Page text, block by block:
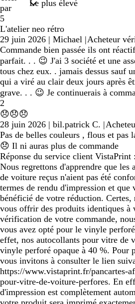
par
5
L'atelier neo rétro
29 juin 2026 | Michael |Acheteur
Commande bien passée ils ont
parfait. . . 😉 J'ai 3 société et une
tous chez eux. . jamais dessus sauf
qui a viré au clair deux jours après
grave. . . 😉 Je continuerais à
2
😞😞😞
28 juin 2026 | bil.patrick C. |
Pas de belles couleurs , flous et pas
😞 Il ni auras plus de commande
Réponse du service client VistaPrint :
Nous regrettons d'apprendre que
de voiture reçus n'aient pas été
termes de rendu d'impression et que
bénéficié de votre réduction. Certes,
vous offrir des produits identiques à
vérification de votre commande,
vous avez opté pour le vinyle
effet, nos autocollants pour vitre de
vinyle perforé opaque à 40 %. Pour
vous invitons à consulter le lien
https://www.vistaprint.fr/pancartes-
pour-vitre-de-voiture-perfores. En
d'impression est complètement